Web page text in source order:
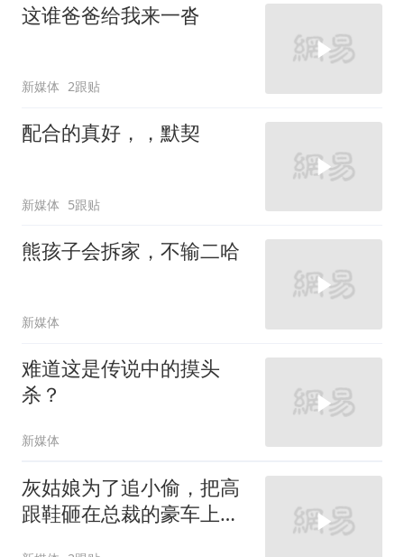
这谁爸爸给我来一沓
新媒体 2跟贴
配合的真好，，默契
新媒体 5跟贴
熊孩子会拆家，不输二哈
新媒体
难道这是传说中的摸头
杀？
新媒体
灰姑娘为了追小偷，把高
跟鞋砸在总裁的豪车上，